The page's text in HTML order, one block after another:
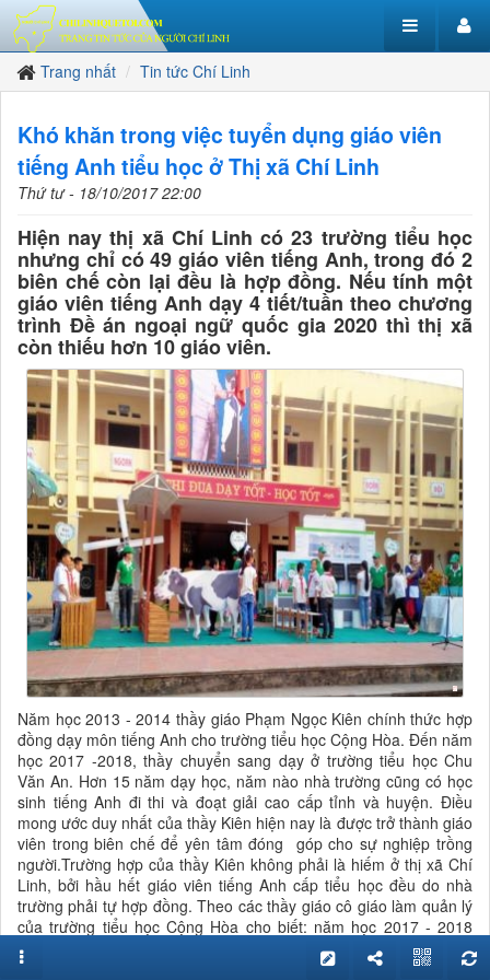
Trang nhất Tin tức Chí Linh
Khó khăn trong việc tuyển dụng giáo viên
tiếng Anh tiểu học ở Thị xã Chí Linh
Thứ tư - 18/10/2017 22:00
Hiện nay thị xã Chí Linh có 23 trường tiểu học
nhưng chỉ có 49 giáo viên tiếng Anh, trong đó 2
biên chế còn lại đều là hợp đồng. Nếu tính một
giáo viên tiếng Anh dạy 4 tiết/tuần theo chương
trình Đề án ngoại ngữ quốc gia 2020 thì thị xã
còn thiếu hơn 10 giáo viên.
Năm học 2013 - 2014 thầy giáo Phạm Ngọc Kiên chính thức hợp
đồng dạy môn tiếng Anh cho trường tiểu học Cộng Hòa. Đến năm
học 2017 -2018, thầy chuyển sang dạy ở trường tiểu học Chu
Văn An. Hơn 15 năm dạy học, năm nào nhà trường cũng có học
sinh tiếng Anh đi thi và đoạt giải cao cấp tỉnh và huyện. Điều
mong ước duy nhất của thầy Kiên hiện nay là được trở thành giáo
viên trong biên chế để yên tâm đóng góp cho sự nghiệp trồng
người.Trường hợp của thầy Kiên không phải là hiếm ở thị xã Chí
Linh, bởi hầu hết giáo viên tiếng Anh cấp tiểu học đều do nhà
trường phải tự hợp đồng. Theo các thầy giáo cô giáo làm quản lý
của trường tiểu học Cộng Hòa cho biết: năm học 2017 - 2018
nhà trường có gần 1.400 học sinh ở 35 lớp, nhưng chỉ có 3 giáo
viên tiếng Anh. Nếu tính theo quy định số tiết để chia cho giáo